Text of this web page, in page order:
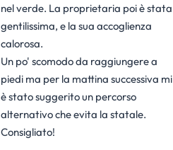
nel verde. La proprietaria poi è stata
gentilissima, e la sua accoglienza
calorosa.
Un po' scomodo da raggiungere a
piedi ma per la mattina successiva mi
è stato suggerito un percorso
alternativo che evita la statale.
Consigliato!